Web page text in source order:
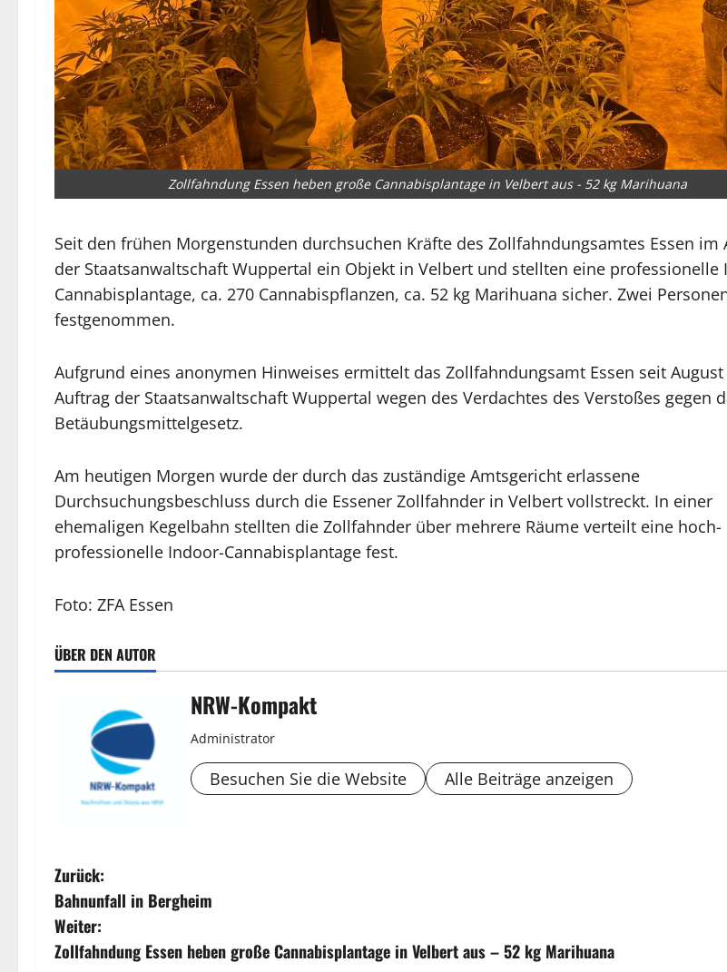
Zollfahndung Essen heben große Cannabisplantage in Velbert aus - 52 kg Marihuana
Seit den frühen Morgenstunden durchsuchen Kräfte des Zollfahndungsamtes Essen im
der Staatsanwaltschaft Wuppertal ein Objekt in Velbert und stellten eine professionelle
Cannabisplantage, ca. 270 Cannabispflanzen, ca. 52 kg Marihuana sicher. Zwei
festgenommen.
Aufgrund eines anonymen Hinweises ermittelt das Zollfahndungsamt Essen seit August
Auftrag der Staatsanwaltschaft Wuppertal wegen des Verdachtes des Verstoßes gegen
Betäubungsmittelgesetz.
Am heutigen Morgen wurde der durch das zuständige Amtsgericht erlassene
Durchsuchungsbeschluss durch die Essener Zollfahnder in Velbert vollstreckt. In einer
ehemaligen Kegelbahn stellten die Zollfahnder über mehrere Räume verteilt eine hoch-
professionelle Indoor-Cannabisplantage fest.
Foto: ZFA Essen
ÜBER DEN AUTOR
NRW-Kompakt
Administrator
Besuchen Sie die Website Alle Beiträge anzeigen
B
e
i
Zurück:
Bahnunfall in Bergheim
Weiter:
Zollfahndung Essen heben große Cannabisplantage in Velbert aus – 52 kg Marihuana